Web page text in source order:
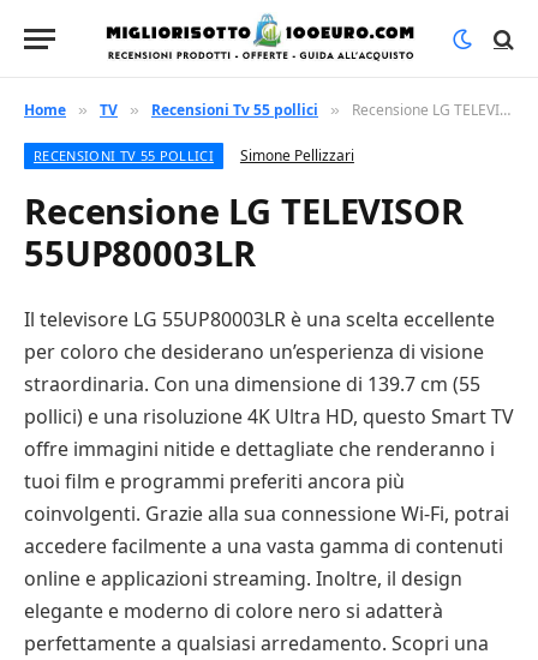
Home » TV » Recensioni Tv 55 pollici » Recensione LG TELEVISOR 55UP80003LR
RECENSIONI TV 55 POLLICI Simone Pellizzari
Recensione LG TELEVISOR
55UP80003LR
Il televisore LG 55UP80003LR è una scelta eccellente
per coloro che desiderano un’esperienza di visione
straordinaria. Con una dimensione di 139.7 cm (55
pollici) e una risoluzione 4K Ultra HD, questo Smart TV
offre immagini nitide e dettagliate che renderanno i
tuoi film e programmi preferiti ancora più
coinvolgenti. Grazie alla sua connessione Wi-Fi, potrai
accedere facilmente a una vasta gamma di contenuti
online e applicazioni streaming. Inoltre, il design
elegante e moderno di colore nero si adatterà
perfettamente a qualsiasi arredamento. Scopri una